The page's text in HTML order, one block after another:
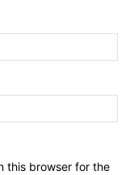
this browser for the